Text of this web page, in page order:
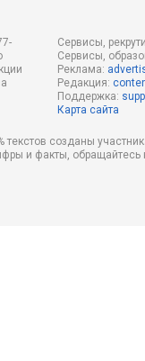
Сервисы,
Сервисы,
Реклама:
Редакция:
Поддержка:
Карта сайта
текстов созданы
и факты,